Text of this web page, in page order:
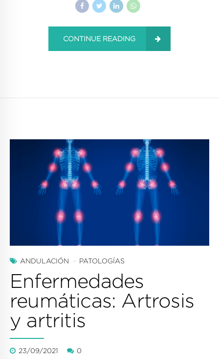
CONTINUE READING
ANDULACIÓN PATOLOGÍAS
Enfermedades
reumáticas: Artrosis
y artritis
23/09/2021 0